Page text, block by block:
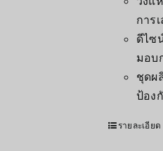
การ
ดีไซ
มอบ
ชุดผ
ป้อง
รายละเอียด